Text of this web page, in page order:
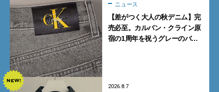
ニュース
【差がつく大人の秋デニム】完
売必至。カルバン・クライン原
宿の1周年を祝うグレーのバ
2026.8.7